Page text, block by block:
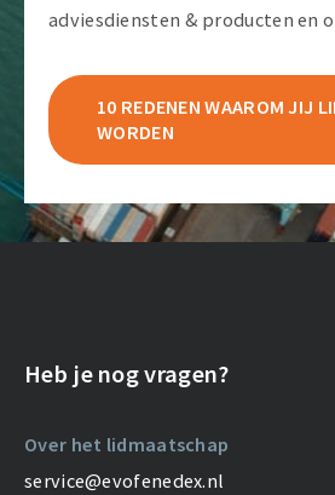
adviesdiensten & producten en
10 REDENEN WAAROM JIJ
WORDEN
Heb je nog vragen?
Over het lidmaatschap
service@evofenedex.nl